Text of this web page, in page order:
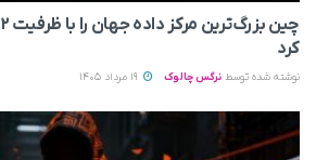
کرد
نوشته شده توسط نرگس چالوک